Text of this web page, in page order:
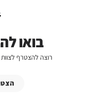
בואו
רוצה להצטרף לצוות